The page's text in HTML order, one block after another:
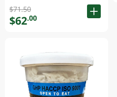
$71.50
$62.00